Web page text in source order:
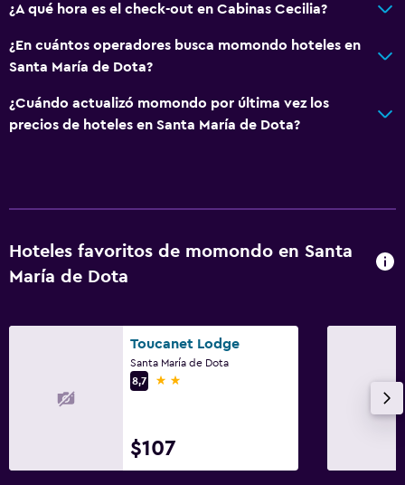
¿A qué hora es el check-out en Cabinas Cecilia?
¿En cuántos operadores busca momondo hoteles en
Santa María de Dota?
¿Cuándo actualizó momondo por última vez los
precios de hoteles en Santa María de Dota?
Hoteles favoritos de momondo en Santa
María de Dota
Toucanet Lodge
Santa María de Dota
8,7
2 estrellas
$107